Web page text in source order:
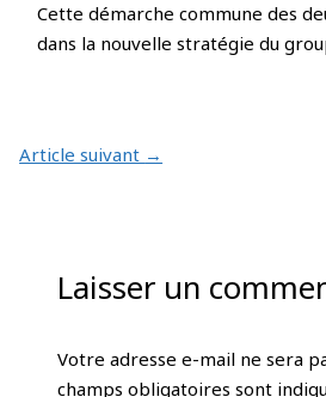
Cette démarche commune des
dans la nouvelle stratégie du
Article suivant →
Laisser un
Votre adresse e-mail ne sera
champs obligatoires sont